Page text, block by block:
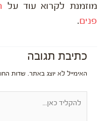
מוזמנת לקרוא עוד על
פנים.
כתיבת תגובה
האימייל לא יוצג באתר. שדות
להקליד